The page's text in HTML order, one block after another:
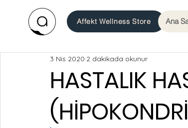
Affekt Wellness Store Ana
HASTALIK
3 Nis 2020 2 dakikada okunur